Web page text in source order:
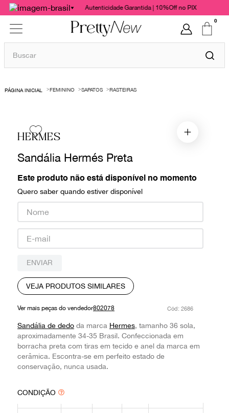
Autenticidade Garantida | 10%Off no PIX
0
Buscar
FEMININO SAPATOS RASTEIRAS
HERMES
Sandália Hermés Preta
Este produto não está disponível no momento
Quero saber quando estiver disponível
ENVIAR
VEJA PRODUTOS SIMILARES
Ver mais peças do vendedor802078 : 2686
Sandália de dedo da marca Hermes, tamanho 36 sola,
aproximadamente 34-35 Brasil. Confeccionada em
borracha preta com tiras em tecido e anel da marca em
cerâmica. Escontra-se em perfeito estado de
conservação, nunca usada.
CONDIÇÃO
1º
bolsas
chanel
vestido
paula raia
burberry
prada